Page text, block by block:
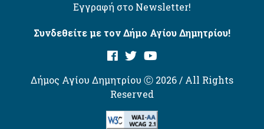
Εγγραφή στο Newsletter!
Συνδεθείτε με τον Δήμο Αγίου Δημητρίου!
Δήμος Αγίου Δημητρίου Ⓒ 2026 / All Rights
Reserved